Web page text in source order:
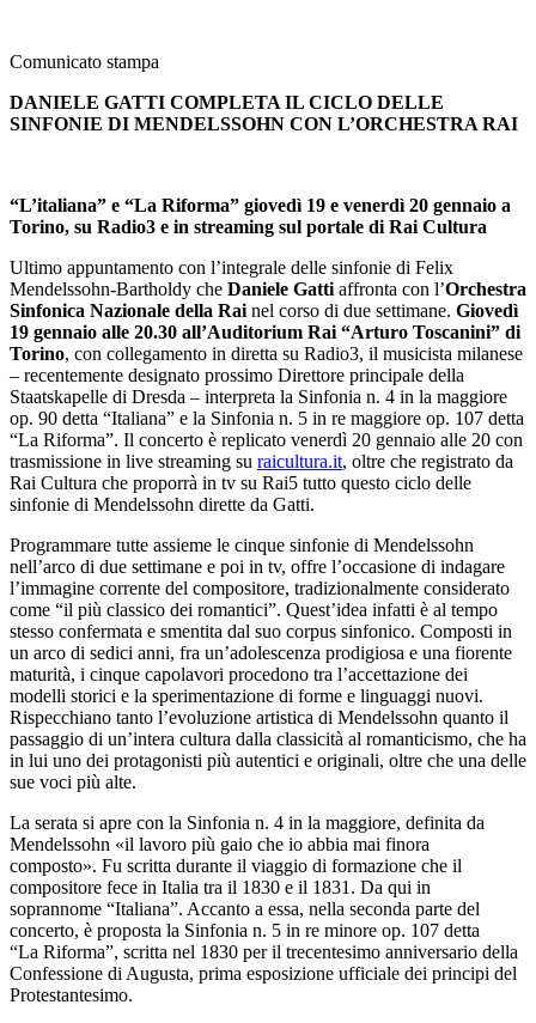
Comunicato stampa
DANIELE GATTI COMPLETA IL CICLO DELLE
SINFONIE DI MENDELSSOHN CON L’ORCHESTRA RAI
“L’italiana” e “La Riforma” giovedì 19 e venerdì 20 gennaio a
Torino, su Radio3 e in streaming sul portale di Rai Cultura
Ultimo appuntamento con l’integrale delle sinfonie di Felix
Mendelssohn-Bartholdy che Daniele Gatti affronta con l’Orchestra
Sinfonica Nazionale della Rai nel corso di due settimane. Giovedì
19 gennaio alle 20.30 all’Auditorium Rai “Arturo Toscanini” di
Torino, con collegamento in diretta su Radio3, il musicista milanese
– recentemente designato prossimo Direttore principale della
Staatskapelle di Dresda – interpreta la Sinfonia n. 4 in la maggiore
op. 90 detta “Italiana” e la Sinfonia n. 5 in re maggiore op. 107 detta
“La Riforma”. Il concerto è replicato venerdì 20 gennaio alle 20 con
trasmissione in live streaming su raicultura.it, oltre che registrato da
Rai Cultura che proporrà in tv su Rai5 tutto questo ciclo delle
sinfonie di Mendelssohn dirette da Gatti.
Programmare tutte assieme le cinque sinfonie di Mendelssohn
nell’arco di due settimane e poi in tv, offre l’occasione di indagare
l’immagine corrente del compositore, tradizionalmente considerato
come “il più classico dei romantici”. Quest’idea infatti è al tempo
stesso confermata e smentita dal suo corpus sinfonico. Composti in
un arco di sedici anni, fra un’adolescenza prodigiosa e una fiorente
maturità, i cinque capolavori procedono tra l’accettazione dei
modelli storici e la sperimentazione di forme e linguaggi nuovi.
Rispecchiano tanto l’evoluzione artistica di Mendelssohn quanto il
passaggio di un’intera cultura dalla classicità al romanticismo, che ha
in lui uno dei protagonisti più autentici e originali, oltre che una delle
sue voci più alte.
La serata si apre con la Sinfonia n. 4 in la maggiore, definita da
Mendelssohn «il lavoro più gaio che io abbia mai finora
composto». Fu scritta durante il viaggio di formazione che il
compositore fece in Italia tra il 1830 e il 1831. Da qui in
soprannome “Italiana”. Accanto a essa, nella seconda parte del
concerto, è proposta la Sinfonia n. 5 in re minore op. 107 detta
“La Riforma”, scritta nel 1830 per il trecentesimo anniversario della
Confessione di Augusta, prima esposizione ufficiale dei principi del
Protestantesimo.